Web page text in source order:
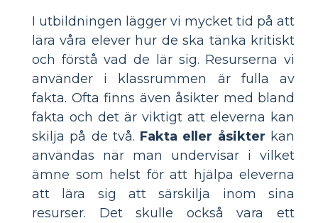
I utbildningen lägger vi mycket tid på att
lära våra elever hur de ska tänka kritiskt
och förstå vad de lär sig. Resurserna vi
använder i klassrummen är fulla av
fakta. Ofta finns även åsikter med bland
fakta och det är viktigt att eleverna kan
skilja på de två. Fakta eller åsikter kan
användas när man undervisar i vilket
ämne som helst för att hjälpa eleverna
att lära sig att särskilja inom sina
resurser. Det skulle också vara ett